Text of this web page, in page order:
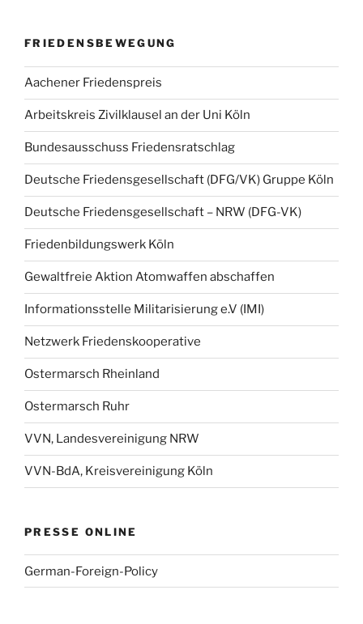
FRIEDENSBEWEGUNG
Aachener Friedenspreis
Arbeitskreis Zivilklausel an der Uni Köln
Bundesausschuss Friedensratschlag
Deutsche Friedensgesellschaft (DFG/VK) Gruppe Köln
Deutsche Friedensgesellschaft – NRW (DFG-VK)
Friedenbildungswerk Köln
Gewaltfreie Aktion Atomwaffen abschaffen
Informationsstelle Militarisierung e.V (IMI)
Netzwerk Friedenskooperative
Ostermarsch Rheinland
Ostermarsch Ruhr
VVN, Landesvereinigung NRW
VVN-BdA, Kreisvereinigung Köln
PRESSE ONLINE
German-Foreign-Policy